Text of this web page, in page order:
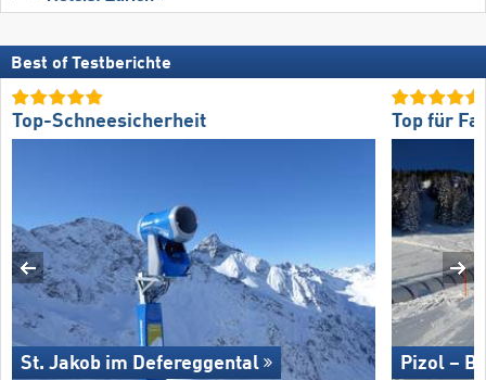
Best of Testberichte
Top-Schneesicherheit
St. Jakob im Defereggental
Top für
Pizol –